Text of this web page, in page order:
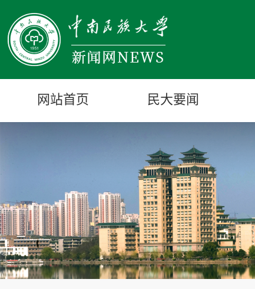
网站首页 民大要闻